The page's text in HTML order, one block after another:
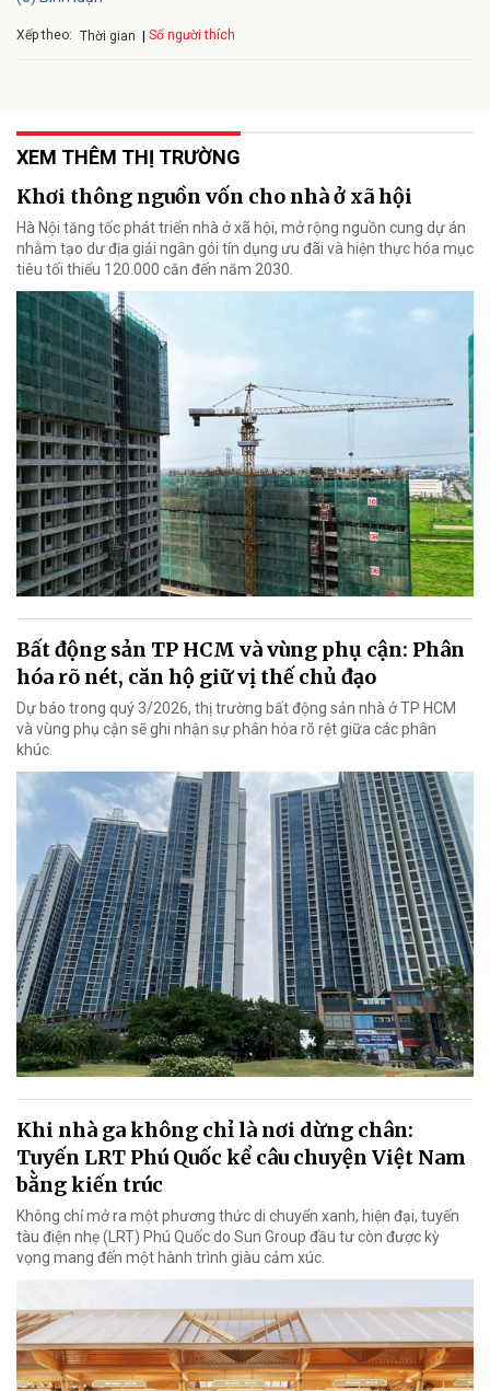
Xếp theo: Thời gian Số người thích
XEM THÊM THỊ TRƯỜNG
Khơi thông nguồn vốn cho nhà ở xã hội
Hà Nội tăng tốc phát triển nhà ở xã hội, mở rộng nguồn cung dự án
nhằm tạo dư địa giải ngân gói tín dụng ưu đãi và hiện thực hóa mục
tiêu tối thiểu 120.000 căn đến năm 2030.
Bất động sản TP HCM và vùng phụ cận: Phân
hóa rõ nét, căn hộ giữ vị thế chủ đạo
Dự báo trong quý 3/2026, thị trường bất động sản nhà ở TP HCM
và vùng phụ cận sẽ ghi nhận sự phân hóa rõ rệt giữa các phân
khúc.
Khi nhà ga không chỉ là nơi dừng chân:
Tuyến LRT Phú Quốc kể câu chuyện Việt Nam
bằng kiến trúc
Không chỉ mở ra một phương thức di chuyển xanh, hiện đại, tuyến
tàu điện nhẹ (LRT) Phú Quốc do Sun Group đầu tư còn được kỳ
vọng mang đến một hành trình giàu cảm xúc.